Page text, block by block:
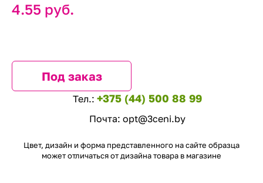
4.55 руб.
Под заказ
Тел.: +375 (44) 500 88 99
Почта: opt@3ceni.by
Цвет, дизайн и форма представленного на сайте образца
может отличаться от дизайна товара в магазине